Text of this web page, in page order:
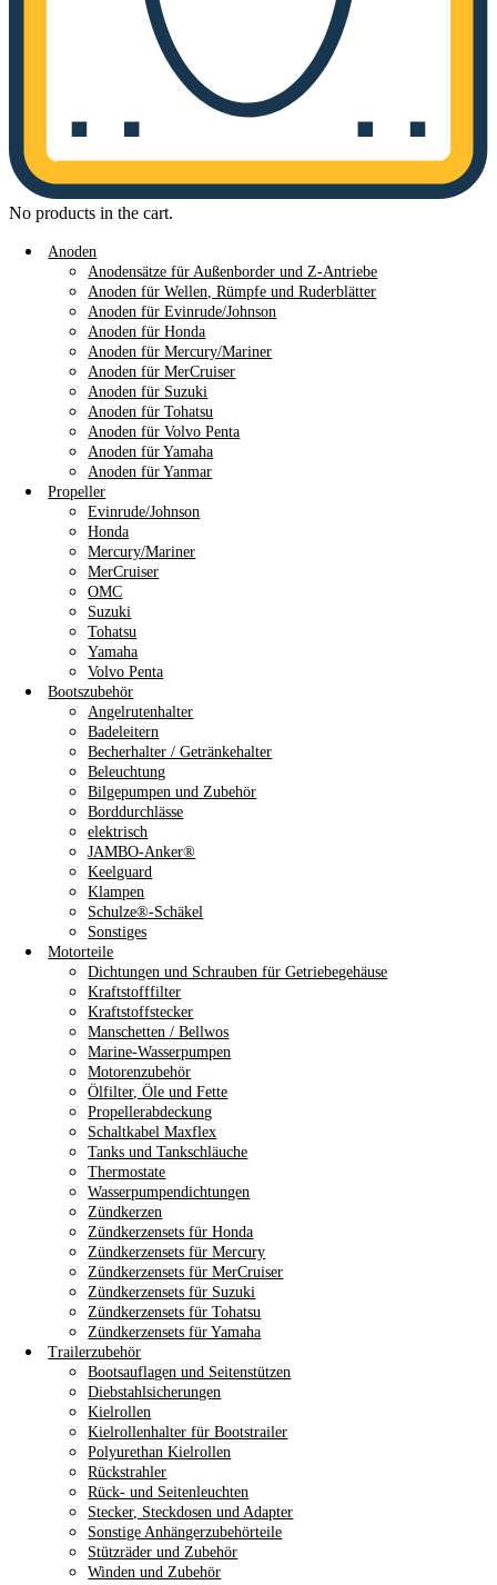
No products in the cart.
Anoden
Anodensätze für Außenborder und Z-Antriebe
Anoden für Wellen, Rümpfe und Ruderblätter
Anoden für Evinrude/Johnson
Anoden für Honda
Anoden für Mercury/Mariner
Anoden für MerCruiser
Anoden für Suzuki
Anoden für Tohatsu
Anoden für Volvo Penta
Anoden für Yamaha
Anoden für Yanmar
Propeller
Evinrude/Johnson
Honda
Mercury/Mariner
MerCruiser
OMC
Suzuki
Tohatsu
Yamaha
Volvo Penta
Bootszubehör
Angelrutenhalter
Badeleitern
Becherhalter / Getränkehalter
Beleuchtung
Bilgepumpen und Zubehör
Borddurchlässe
elektrisch
JAMBO-Anker®
Keelguard
Klampen
Schulze®-Schäkel
Sonstiges
Motorteile
Dichtungen und Schrauben für Getriebegehäuse
Kraftstofffilter
Kraftstoffstecker
Manschetten / Bellwos
Marine-Wasserpumpen
Motorenzubehör
Ölfilter, Öle und Fette
Propellerabdeckung
Schaltkabel Maxflex
Tanks und Tankschläuche
Thermostate
Wasserpumpendichtungen
Zündkerzen
Zündkerzensets für Honda
Zündkerzensets für Mercury
Zündkerzensets für MerCruiser
Zündkerzensets für Suzuki
Zündkerzensets für Tohatsu
Zündkerzensets für Yamaha
Trailerzubehör
Bootsauflagen und Seitenstützen
Diebstahlsicherungen
Kielrollen
Kielrollenhalter für Bootstrailer
Polyurethan Kielrollen
Rückstrahler
Rück- und Seitenleuchten
Stecker, Steckdosen und Adapter
Sonstige Anhängerzubehörteile
Stützräder und Zubehör
Winden und Zubehör